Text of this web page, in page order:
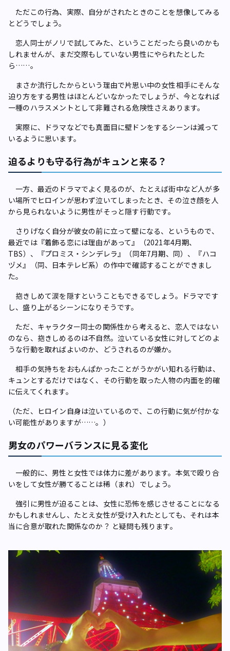
ただこの行為、実際、自分がされたときのことを想像してみる
とどうでしょう。
恋人同士がノリで試してみた、ということだったら良いのかも
しれませんが、まだ交際もしていない男性にやられたとした
ら……。
まさか流行したからという理由で片思い中の女性相手にそんな
迫り方をする男性はほとんどいなかったでしょうが、今となれば
一種のハラスメントとして非難される危険性さえあります。
実際に、ドラマなどでも真面目に壁ドンをするシーンは減って
いるように思います。
迫るよりも守る行為がキュンと来る？
一方、最近のドラマでよく見るのが、たとえば街中など人が多
い場所でヒロインが思わず泣いてしまったとき、その泣き顔を人
から見られないように男性がそっと隠す行動です。
さりげなく自分が彼女の前に立って壁になる、というもので、
最近では『着飾る恋には理由があって』（2021年4月期、
TBS）、『プロミス・シンデレラ』（同年7月期、同）、『ハコ
ヅメ』（同、日本テレビ系）の作中で確認することができまし
た。
抱きしめて涙を隠すということもできるでしょう。ドラマです
し、盛り上がるシーンになりそうです。
ただ、キャラクター同士の関係性から考えると、恋人ではない
のなら、抱きしめるのは不自然。泣いている女性に対してどのよ
うな行動を取ればよいのか、どうされるのが嫌か。
相手の気持ちをおもんぱかったことがうかがい知れる行動は、
キュンとするだけではなく、その行動を取った人物の内面を的確
に伝えてくれます。
（ただ、ヒロイン自身は泣いているので、この行動に気が付かな
い可能性がありますが……。）
男女のパワーバランスに見る変化
一般的に、男性と女性では体力に差があります。本気で殴り合
いをして女性が勝てることは稀（まれ）でしょう。
強引に男性が迫ることは、女性に恐怖を感じさせることになる
かもしれませんし、たとえ女性が受け入れたとしても、それは本
当に合意が取れた関係なのか？ と疑問も残ります。